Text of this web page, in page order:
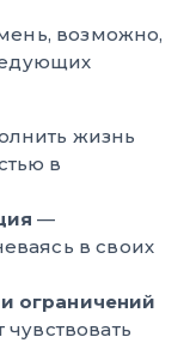
возможно,
жизнь
в
—
в своих
ограничений